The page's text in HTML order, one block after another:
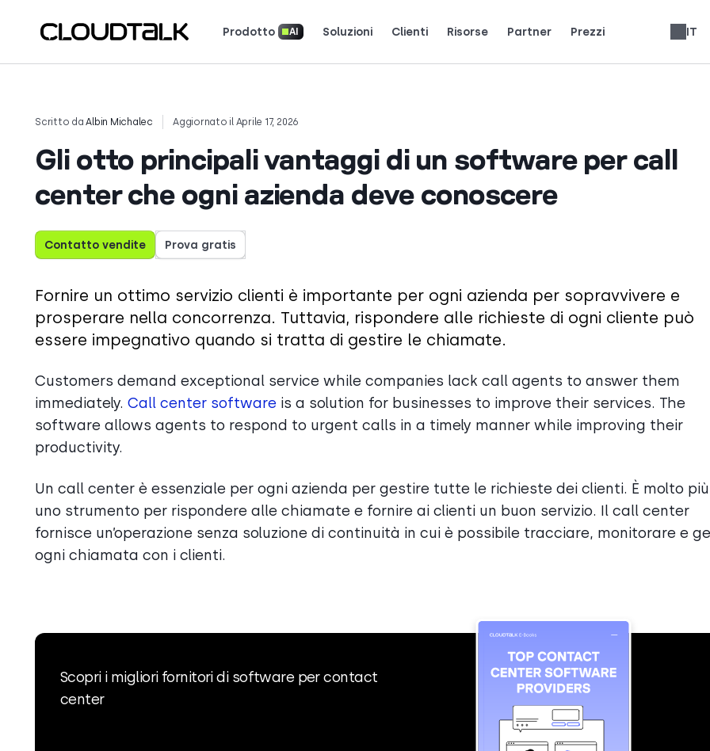
Prodotto AI Soluzioni Clienti Risorse Partner Prezzi IT
Scritto daAlbin Michalec Aggiornato il Aprile 17, 2026
Gli otto principali vantaggi di un software per call
center che ogni azienda deve conoscere
Contatto vendite Prova gratis
Fornire un ottimo servizio clienti è importante per ogni azienda per sopravvivere e
prosperare nella concorrenza. Tuttavia, rispondere alle richieste di ogni cliente può
essere impegnativo quando si tratta di gestire le chiamate.
Customers demand exceptional service while companies lack call agents to answer them
immediately. Call center software is a solution for businesses to improve their services. The
software allows agents to respond to urgent calls in a timely manner while improving their
productivity.
Un call center è essenziale per ogni azienda per gestire tutte le richieste dei clienti. È molto
uno strumento per rispondere alle chiamate e fornire ai clienti un buon servizio. Il call center
fornisce un’operazione senza soluzione di continuità in cui è possibile tracciare, monitorare e
ogni chiamata con i clienti.
Scopri i migliori fornitori di software per contact
center